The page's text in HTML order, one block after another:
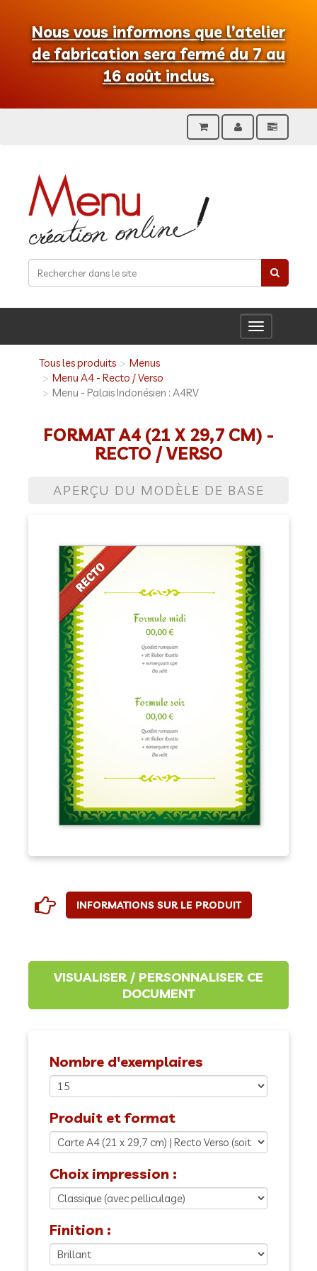
Nous vous informons que l’atelier
de fabrication sera fermé du 7 au
16 août inclus.
Toggle
navigation
Tous les produits
Menus
Menu A4 - Recto / Verso
Menu - Palais Indonésien : A4RV
FORMAT A4 (21 X 29,7 CM) -
RECTO / VERSO
APERÇU DU MODÈLE DE BASE
INFORMATIONS SUR LE PRODUIT
Nombre d'exemplaires
Produit et format
Choix impression :
Finition :